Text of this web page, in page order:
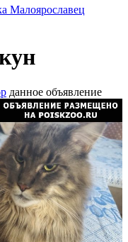
Малоярославец
данное объявление